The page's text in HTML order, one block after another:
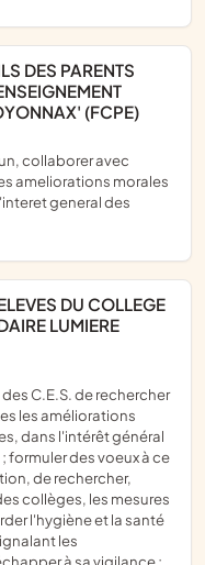
(FCPE)
ameliorations morales
general des
LUMIERE
les améliorations
dans l'intérêt général
formuler des voeux à ce
de rechercher,
collèges, les mesures
l'hygiène et la santé
les
à sa vigilance ;